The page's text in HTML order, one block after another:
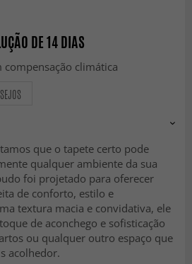
DE 14 DIAS
compensação climática
que o tapete certo pode
qualquer ambiente da sua
foi projetado para oferecer
de conforto, estilo e
textura macia e convidativa, ele
de aconchego e sofisticação
ou qualquer outro espaço que
acolhedor.